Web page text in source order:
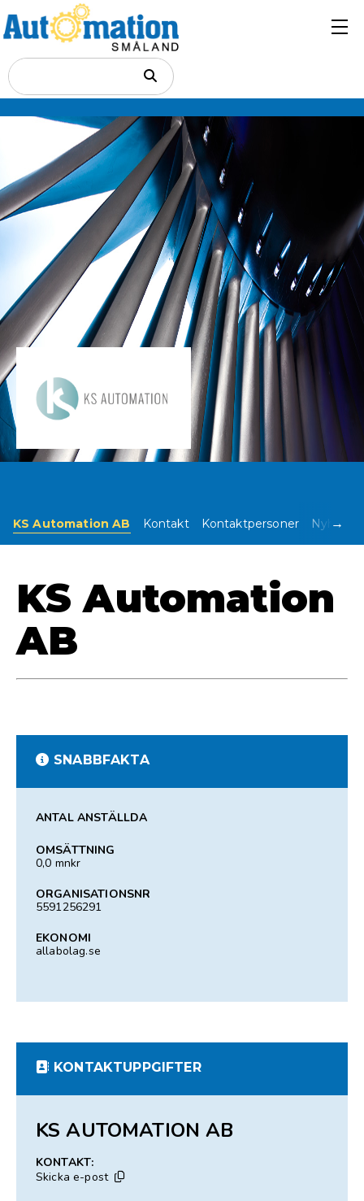
KS Automation AB Kontakt Kontaktpersoner Nyheter
→
KS Automation
AB
SNABBFAKTA
ANTAL ANSTÄLLDA
OMSÄTTNING
0,0 mnkr
ORGANISATIONSNR
5591256291
EKONOMI
allabolag.se
KONTAKTUPPGIFTER
KS AUTOMATION AB
KONTAKT:
Skicka e-post